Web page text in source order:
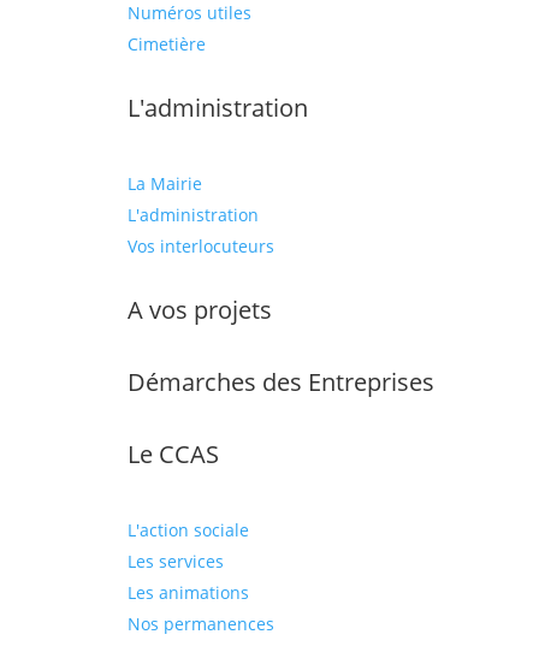
Numéros utiles
Cimetière
L'administration
La Mairie
L'administration
Vos interlocuteurs
A vos projets
Démarches des Entreprises
Le CCAS
L'action sociale
Les services
Les animations
Nos permanences